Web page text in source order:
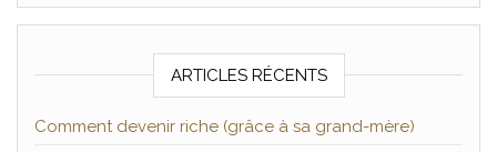
ARTICLES RÉCENTS
Comment devenir riche (grâce à sa grand-mère)